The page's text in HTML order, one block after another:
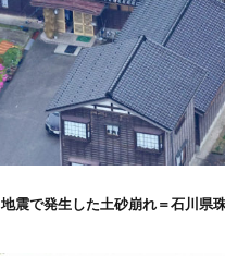
地震で発生した土砂崩れ＝石川県